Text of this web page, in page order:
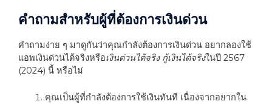
คำถามสำหรับผู้ที่ต้องการเงินด่วน
คำถามง่าย ๆ มาดูกันว่าคุณกำลังต้องการเงินด่วน อยากลองใช้
แอพเงินด่วนได้จริงหรือเงินด่วนได้จริง กู้เงินได้จริงในปี 2567
(2024) นี้ หรือไม่
คุณเป็นผู้ที่กำลังต้องการใช้เงินทันที เนื่องจากอยากใน